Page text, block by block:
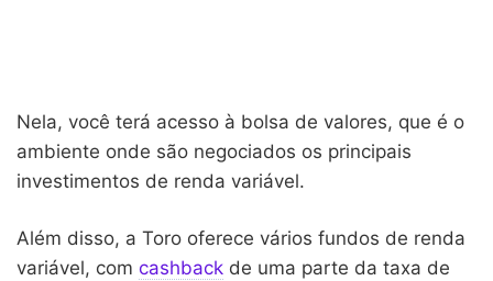
Nela, você terá acesso à bolsa de valores, que é o
ambiente onde são negociados os principais
investimentos de renda variável.
Além disso, a Toro oferece vários fundos de renda
variável, com cashback de uma parte da taxa de